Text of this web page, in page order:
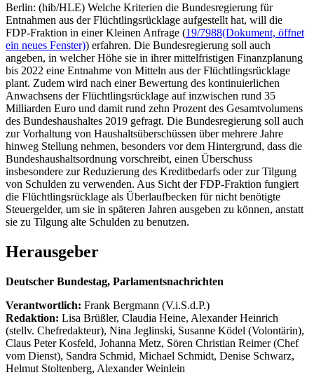
Berlin: (hib/HLE) Welche Kriterien die Bundesregierung für
Entnahmen aus der Flüchtlingsrücklage aufgestellt hat, will die
FDP-Fraktion in einer Kleinen Anfrage (19/7988(Dokument, öffnet
ein neues Fenster)) erfahren. Die Bundesregierung soll auch
angeben, in welcher Höhe sie in ihrer mittelfristigen Finanzplanung
bis 2022 eine Entnahme von Mitteln aus der Flüchtlingsrücklage
plant. Zudem wird nach einer Bewertung des kontinuierlichen
Anwachsens der Flüchtlingsrücklage auf inzwischen rund 35
Milliarden Euro und damit rund zehn Prozent des Gesamtvolumens
des Bundeshaushaltes 2019 gefragt. Die Bundesregierung soll auch
zur Vorhaltung von Haushaltsüberschüssen über mehrere Jahre
hinweg Stellung nehmen, besonders vor dem Hintergrund, dass die
Bundeshaushaltsordnung vorschreibt, einen Überschuss
insbesondere zur Reduzierung des Kreditbedarfs oder zur Tilgung
von Schulden zu verwenden. Aus Sicht der FDP-Fraktion fungiert
die Flüchtlingsrücklage als Überlaufbecken für nicht benötigte
Steuergelder, um sie in späteren Jahren ausgeben zu können, anstatt
sie zu Tilgung alte Schulden zu benutzen.
Herausgeber
Deutscher Bundestag, Parlamentsnachrichten
Verantwortlich: Frank Bergmann (V.i.S.d.P.)
Redaktion: Lisa Brüßler, Claudia Heine, Alexander Heinrich
(stellv. Chefredakteur), Nina Jeglinski, Susanne Ködel (Volontärin),
Claus Peter Kosfeld, Johanna Metz, Sören Christian Reimer (Chef
vom Dienst), Sandra Schmid, Michael Schmidt, Denise Schwarz,
Helmut Stoltenberg, Alexander Weinlein